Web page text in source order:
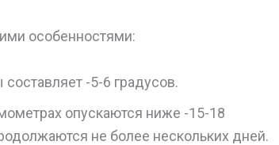
особенностями:
-5-6 градусов.
опускаются ниже -15-18
не более нескольких дней.